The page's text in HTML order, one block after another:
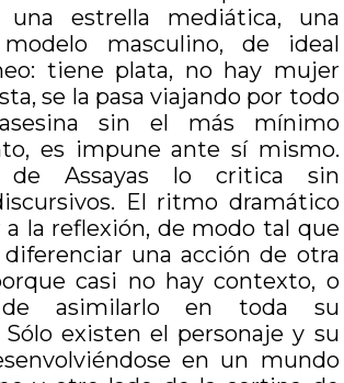
una estrella mediática, una
masculino, de ideal
tiene plata, no hay mujer
se la pasa viajando por todo
sin el más mínimo
es impune ante sí mismo.
de Assayas lo critica sin
El ritmo dramático
a la reflexión, de modo tal que
una acción de otra
casi no hay contexto, o
de asimilarlo en toda su
existen el personaje y su
en un mundo